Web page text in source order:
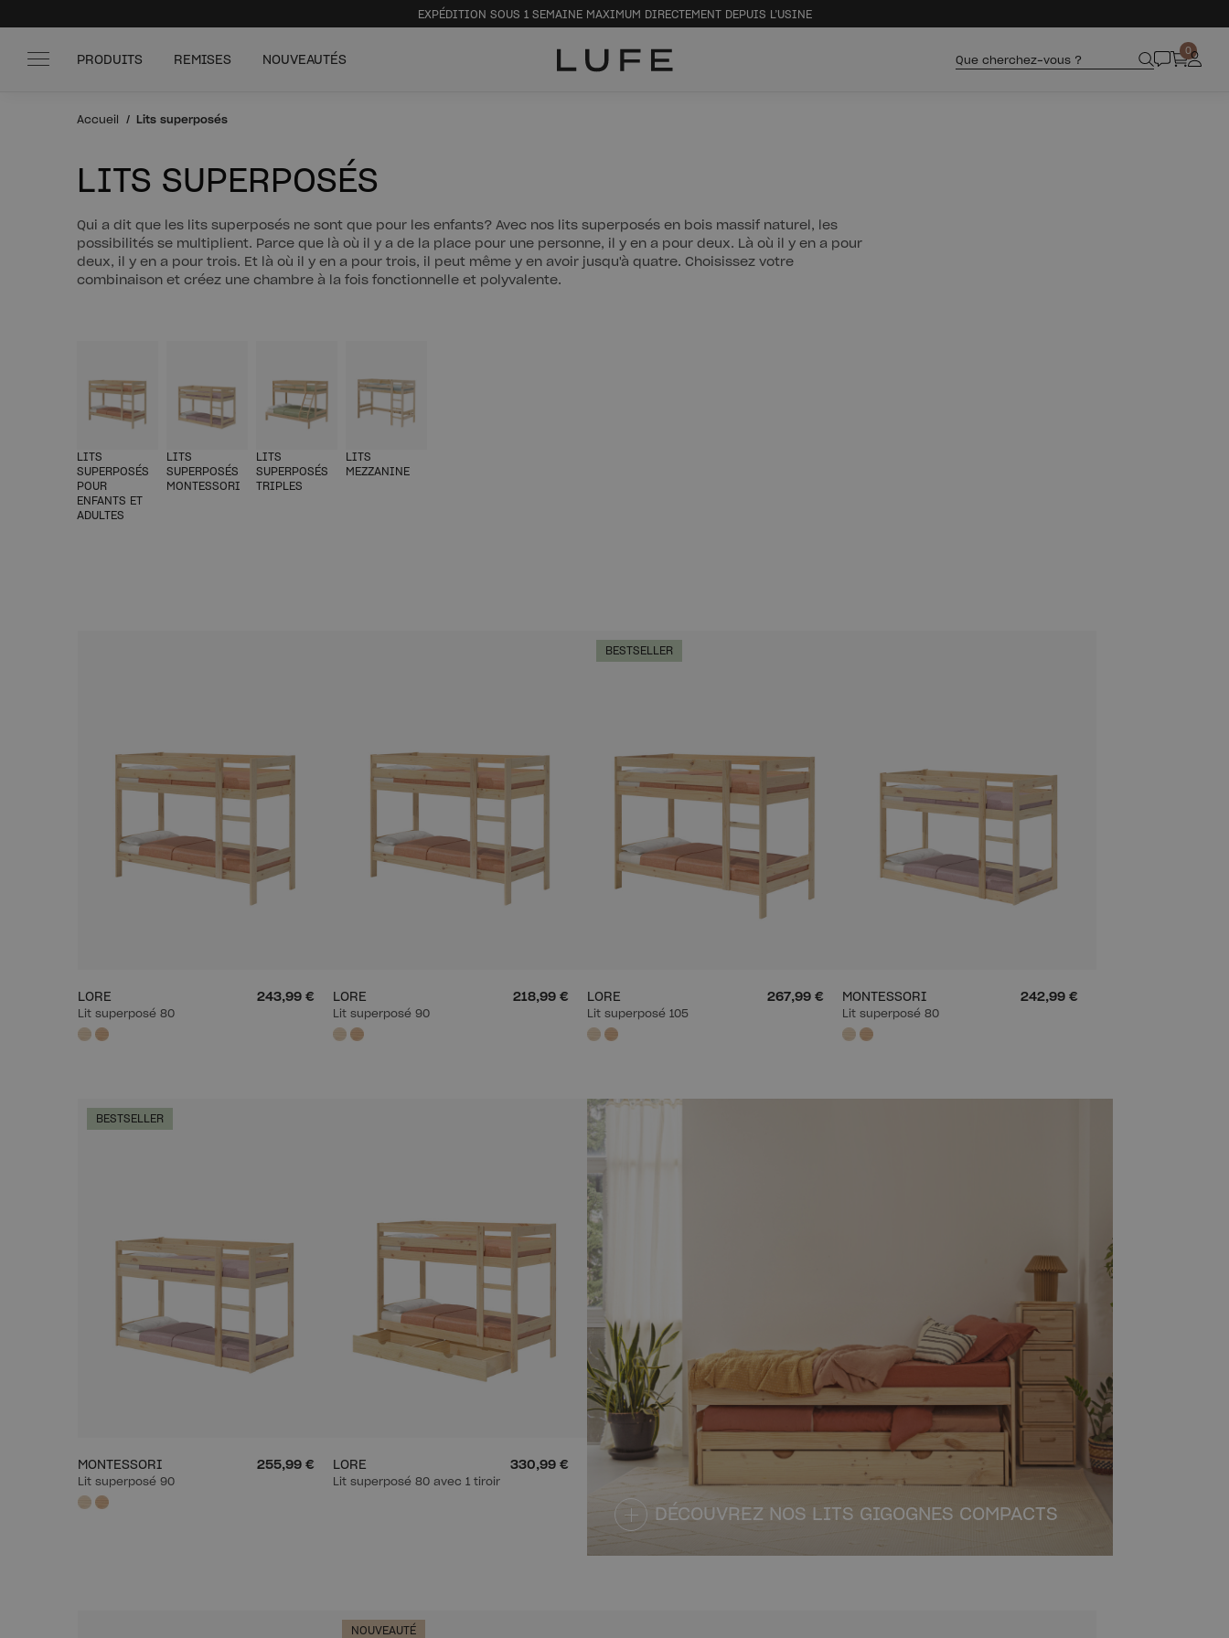
EXPÉDITION SOUS 1 SEMAINE MAXIMUM DIRECTEMENT DEPUIS L’USINE
PRODUITS REMISES NOUVEAUTÉS Que cherchez-vous ?
0
Accueil Lits superposés
LITS SUPERPOSÉS
Qui a dit que les lits superposés ne sont que pour les enfants? Avec nos lits superposés en bois massif naturel, les
possibilités se multiplient. Parce que là où il y a de la place pour une personne, il y en a pour deux. Là où il y en a pour
deux, il y en a pour trois. Et là où il y en a pour trois, il peut même y en avoir jusqu'à quatre. Choisissez votre
combinaison et créez une chambre à la fois fonctionnelle et polyvalente.
LITS
SUPERPOSÉS
POUR
ENFANTS ET
ADULTES
LITS
SUPERPOSÉS
MONTESSORI
LITS
SUPERPOSÉS
TRIPLES
LITS
MEZZANINE
LORE
Lit superposé 80
243,99 € LORE
Lit superposé 90
218,99 €
BESTSELLER
LORE
Lit superposé 105
267,99 € MONTESSORI
Lit superposé 80
242,99 €
BESTSELLER
MONTESSORI
Lit superposé 90
255,99 € LORE
Lit superposé 80 avec 1 tiroir
330,99 €
DÉCOUVREZ NOS LITS GIGOGNES COMPACTS
NOUVEAUTÉ